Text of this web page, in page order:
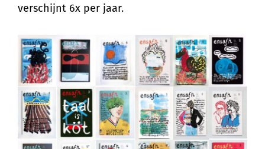
verschijnt 6x per jaar.